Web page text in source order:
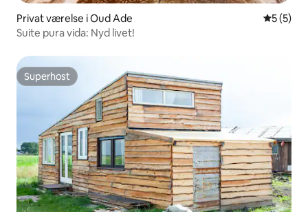
Privat værelse i Oud Ade 5 ud af 5
5 (5)
Suite pura vida: Nyd livet!
Superhost
Superhost